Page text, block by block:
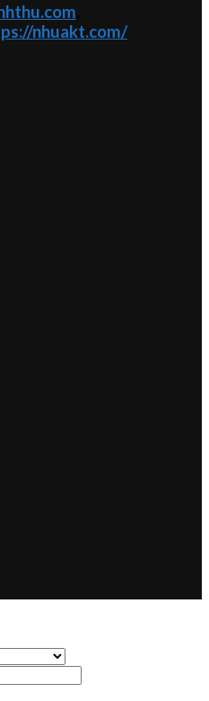
nhuakt.com/